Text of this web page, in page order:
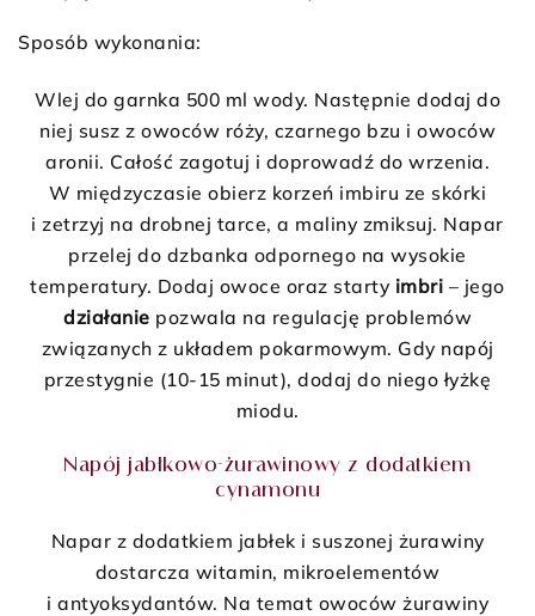
Sposób wykonania:
Wlej do garnka 500 ml wody. Następnie dodaj do
niej susz z owoców róży, czarnego bzu i owoców
aronii. Całość zagotuj i doprowadź do wrzenia.
W międzyczasie obierz korzeń imbiru ze skórki
i zetrzyj na drobnej tarce, a maliny zmiksuj. Napar
przelej do dzbanka odpornego na wysokie
temperatury. Dodaj owoce oraz starty imbri – jego
działanie pozwala na regulację problemów
związanych z układem pokarmowym. Gdy napój
przestygnie (10-15 minut), dodaj do niego łyżkę
miodu.
Napój jabłkowo-żurawinowy z dodatkiem
cynamonu
Napar z dodatkiem jabłek i suszonej żurawiny
dostarcza witamin, mikroelementów
i antyoksydantów. Na temat owoców żurawiny